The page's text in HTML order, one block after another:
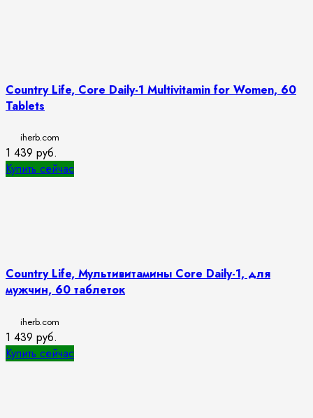
Country Life, Core Daily-1 Multivitamin for Women, 60
Tablets
iherb.com
1 439 руб.
Купить сейчас
Country Life, Мультивитамины Core Daily-1, для
мужчин, 60 таблеток
iherb.com
1 439 руб.
Купить сейчас